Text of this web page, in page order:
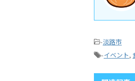
-淡路市
-イベント,